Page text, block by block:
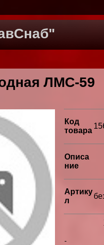
ЛМС-59
Код
товара
Описа
ние
Артику
л
-